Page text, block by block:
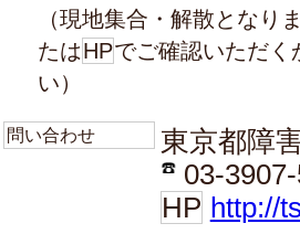
（現地集合・解散となり
たはHPでご確認いただく
い）
問い合わせ
東京都障
03-
HP http://